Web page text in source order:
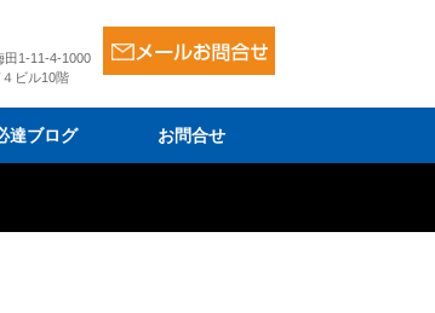
田1-11-4-1000
ビル10階
達ブログ お問合せ